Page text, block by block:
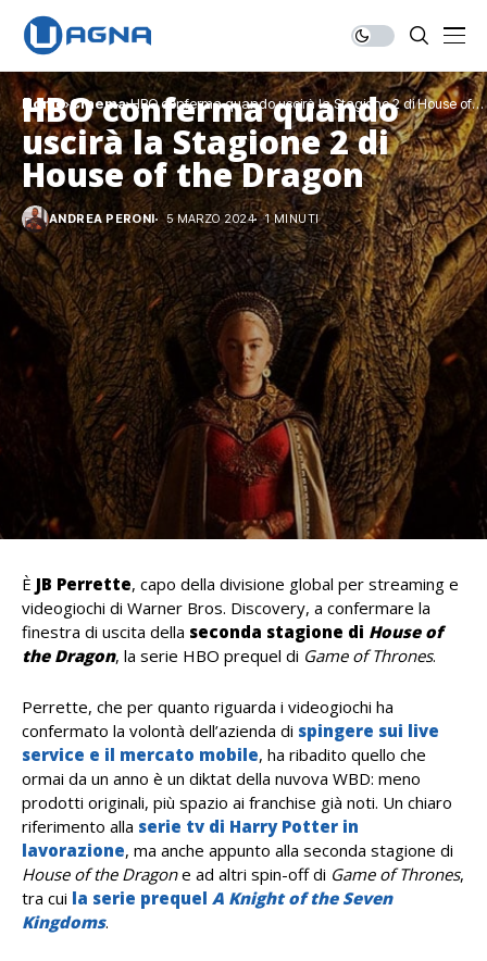
Home Cinema HBO conferma quando uscirà la Stagione 2 di House of
the Dragon
HBO conferma quando
uscirà la Stagione 2 di
House of the Dragon
ANDREA PERONI 5 MARZO 2024 1 MINUTI
È JB Perrette, capo della divisione global per streaming e
videogiochi di Warner Bros. Discovery, a confermare la
finestra di uscita della seconda stagione di House of
the Dragon, la serie HBO prequel di Game of Thrones.
Perrette, che per quanto riguarda i videogiochi ha
confermato la volontà dell’azienda di spingere sui live
service e il mercato mobile, ha ribadito quello che
ormai da un anno è un diktat della nuvova WBD: meno
prodotti originali, più spazio ai franchise già noti. Un chiaro
riferimento alla serie tv di Harry Potter in
lavorazione, ma anche appunto alla seconda stagione di
House of the Dragone ad altri spin-off di Game of Thrones,
tra cui la serie prequel A Knight of the Seven
Kingdoms.